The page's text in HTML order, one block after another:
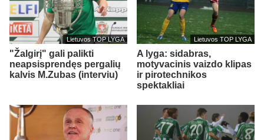
Lietuvos TOP LYGA
"Žalgirį" gali palikti
neapsisprendęs pergalių
kalvis M.Zubas (interviu)
Lietuvos TOP LYGA
A lyga: sidabras,
motyvacinis vaizdo klipas
ir pirotechnikos
spektakliai